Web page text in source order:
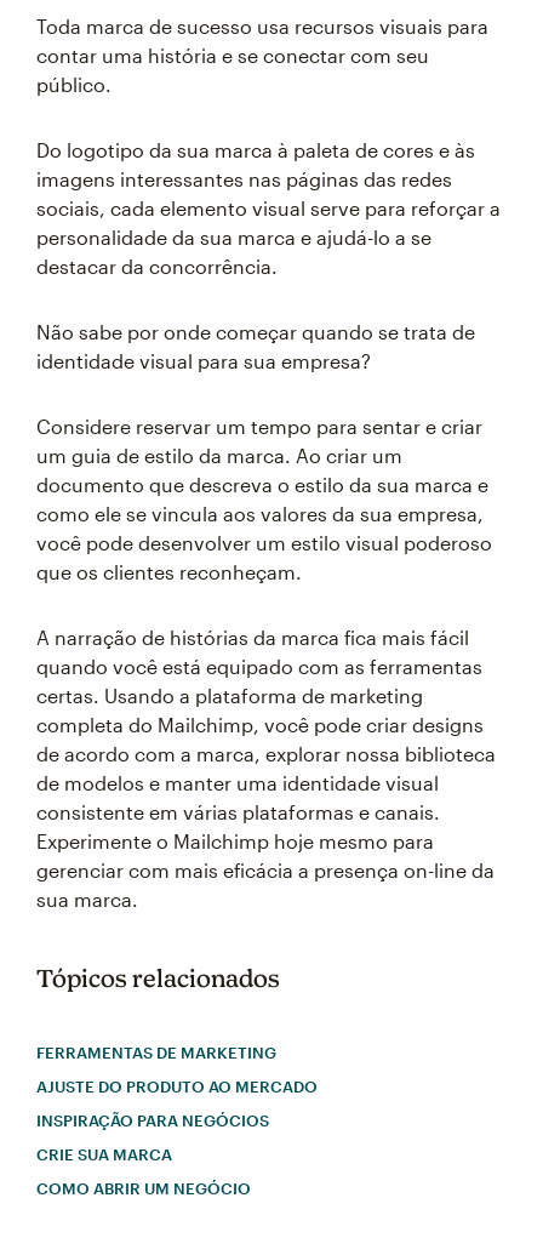
Toda marca de sucesso usa recursos visuais para
contar uma história e se conectar com seu
público.
Do logotipo da sua marca à paleta de cores e às
imagens interessantes nas páginas das redes
sociais, cada elemento visual serve para reforçar a
personalidade da sua marca e ajudá-lo a se
destacar da concorrência.
Não sabe por onde começar quando se trata de
identidade visual para sua empresa?
Considere reservar um tempo para sentar e criar
um guia de estilo da marca. Ao criar um
documento que descreva o estilo da sua marca e
como ele se vincula aos valores da sua empresa,
você pode desenvolver um estilo visual poderoso
que os clientes reconheçam.
A narração de histórias da marca fica mais fácil
quando você está equipado com as ferramentas
certas. Usando a plataforma de marketing
completa do Mailchimp, você pode criar designs
de acordo com a marca, explorar nossa biblioteca
de modelos e manter uma identidade visual
consistente em várias plataformas e canais.
Experimente o Mailchimp hoje mesmo para
gerenciar com mais eficácia a presença on-line da
sua marca.
Tópicos relacionados
FERRAMENTAS DE MARKETING
AJUSTE DO PRODUTO AO MERCADO
INSPIRAÇÃO PARA NEGÓCIOS
CRIE SUA MARCA
COMO ABRIR UM NEGÓCIO